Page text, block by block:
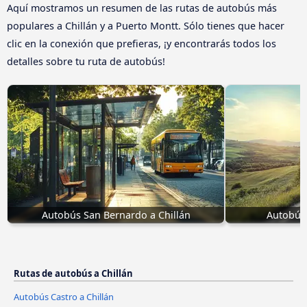
Aquí mostramos un resumen de las rutas de autobús más
populares a Chillán y a Puerto Montt. Sólo tienes que hacer
clic en la conexión que prefieras, ¡y encontrarás todos los
detalles sobre tu ruta de autobús!
Autobús San Bernardo a Chillán
Rutas de autobús a Chillán
Autobús Castro a Chillán